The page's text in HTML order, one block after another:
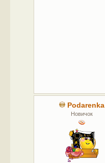
Podarenka
Новичок